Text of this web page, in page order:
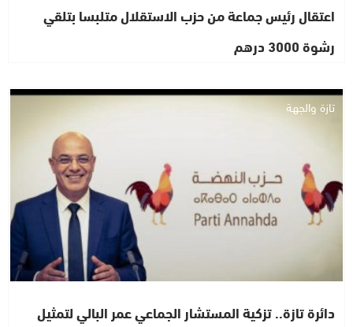
اعتقال رئيس جماعة من حزب الاستقلال متلبسا بتلقي
رشوة 3000 درهم
تازة والجهة
دائرة تازة.. تزكية المستشار الجماعي عمر البالي لتمثيل